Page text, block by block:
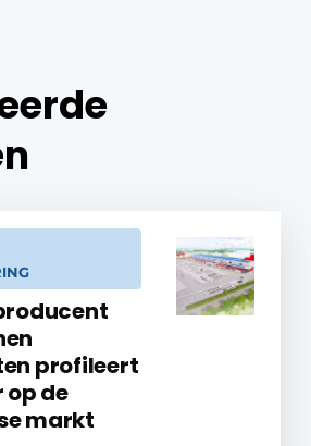
profileert
op de
markt